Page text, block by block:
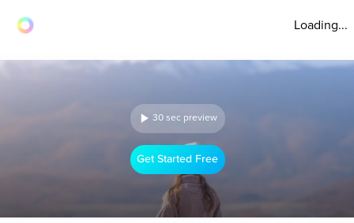
Loading...
30 sec preview
Get Started Free